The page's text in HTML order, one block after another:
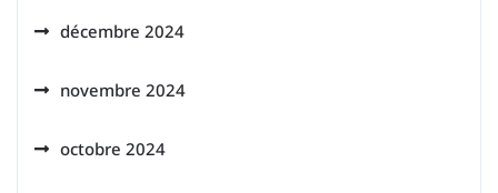
décembre 2024
novembre 2024
octobre 2024